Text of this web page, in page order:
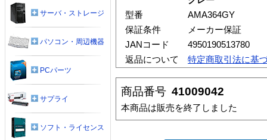
型番
AMA364GY
保証条件
メーカー保証
JANコード
4950190513780
返品について
特定商取引法に基
商品番号 41009042
本商品は販売を終了しました
サーバ・ストレージ
パソコン・周辺機器
PCパーツ
サプライ
ソフト・ライセンス